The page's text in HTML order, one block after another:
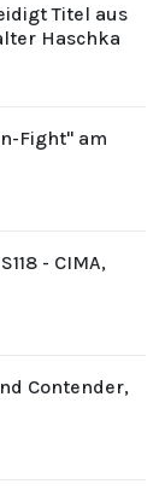
Titel aus
Haschka
Fight" am
- CIMA,
Contender,